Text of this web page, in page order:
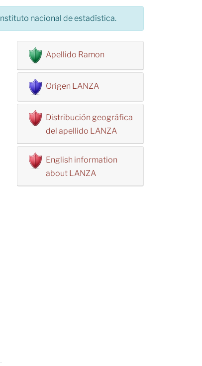
nacional de estadística.
Apellido Ramon
Origen LANZA
Distribución geográfica
del apellido LANZA
English information
about LANZA